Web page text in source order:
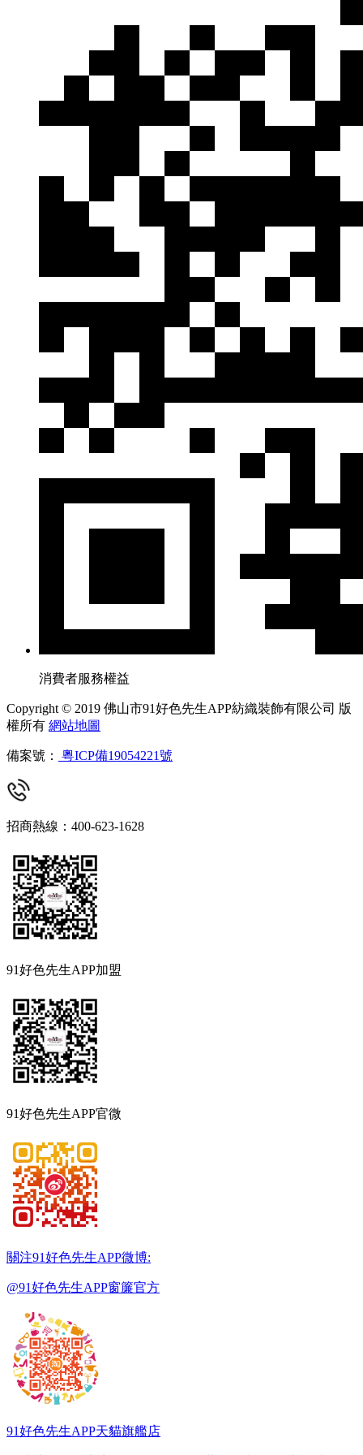
消費者服務權益
Copyright © 2019 佛山市91好色先生APP紡織裝飾有限公司 版
權所有 網站地圖
備案號： 粵ICP備19054221號
招商熱線：400-623-1628
91好色先生APP加盟
91好色先生APP官微
關注91好色先生APP微博:
@91好色先生APP窗簾官方
91好色先生APP天貓旗艦店